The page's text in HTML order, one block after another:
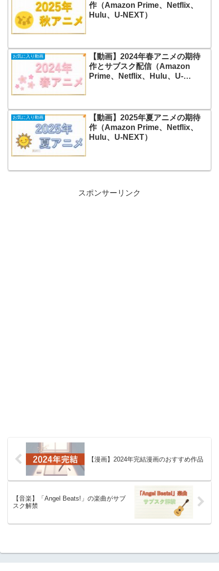
作（Amazon Prime、Netflix、
Hulu、U-NEXT）
お気に入り動画
【動画】2024年春アニメの期待
作とサブスク配信（Amazon
Prime、Netflix、Hulu、U-
お気に入り動画
【動画】2025年夏アニメの期待
作（Amazon Prime、Netflix、
Hulu、U-NEXT）
スポンサーリンク
【漫画】2024年完結漫画のおすすめ作品
【音楽】「Angel Beats!」の楽曲がサブ
スク解禁